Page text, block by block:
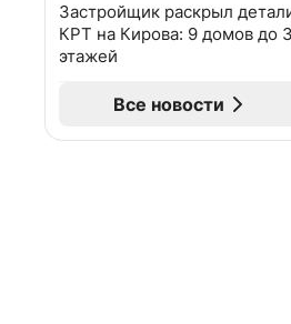
Застройщик раскрыл
КРТ на Кирова: 9 домов до
этажей
Все новости